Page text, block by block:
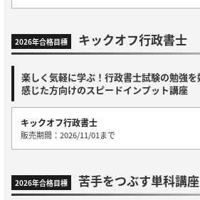
2026年合格目標 キックオフ行政書士
楽しく気軽に学ぶ！行政書士試験の勉強
感じた方向けのスピードインプット講座
キックオフ行政書士
販売期間：2026/11/01まで
2026年合格目標 苦手をつぶす単科講座